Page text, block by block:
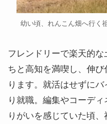
幼い頃、れんこん畑へ行く
フレンドリーで楽天的
ちと高知を満喫し、伸
ります。就活はせずに
り就職。編集やコーデ
りがいを感じていた頃